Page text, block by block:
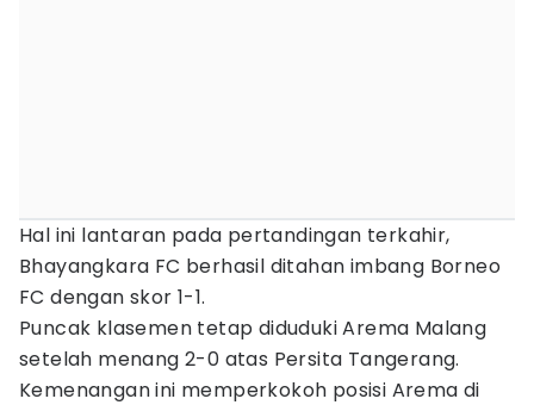
Hal ini lantaran pada pertandingan terkahir,
Bhayangkara FC berhasil ditahan imbang Borneo
FC dengan skor 1-1.
Puncak klasemen tetap diduduki Arema Malang
setelah menang 2-0 atas Persita Tangerang.
Kemenangan ini memperkokoh posisi Arema di